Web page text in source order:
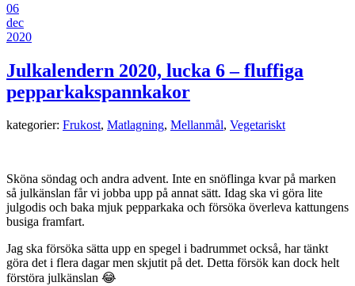
06
dec
2020
Julkalendern 2020, lucka 6 – fluffiga
pepparkakspannkakor
kategorier: Frukost, Matlagning, Mellanmål, Vegetariskt
Sköna söndag och andra advent. Inte en snöflinga kvar på marken
så julkänslan får vi jobba upp på annat sätt. Idag ska vi göra lite
julgodis och baka mjuk pepparkaka och försöka överleva kattungens
busiga framfart.
Jag ska försöka sätta upp en spegel i badrummet också, har tänkt
göra det i flera dagar men skjutit på det. Detta försök kan dock helt
förstöra julkänslan 😂